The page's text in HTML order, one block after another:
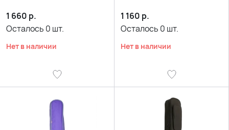
1 660 р.
Осталось 0 шт.
Нет в наличии
1 160 р.
Осталось 0 шт.
Нет в наличии